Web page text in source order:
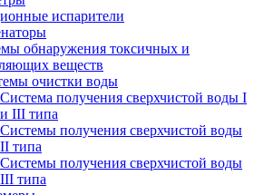
испарители
обнаружения токсичных и
веществ
очистки воды
Система получения сверхчистой воды I
и III типа
Системы получения сверхчистой воды
II типа
Системы получения сверхчистой воды
III типа